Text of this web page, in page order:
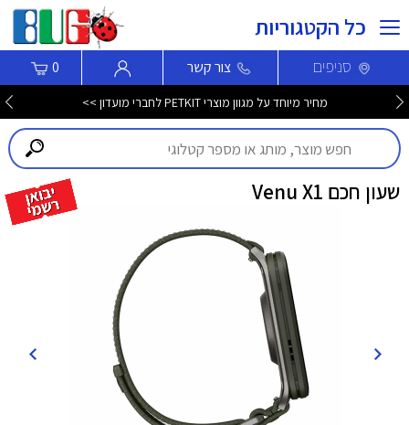
כל הקטגוריות
סניפים צור קשר 0
מחיר מיוחד על מגוון מוצרי PETKIT לחברי מועדון >>
שעון חכם Venu X1